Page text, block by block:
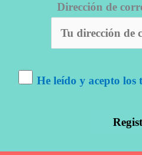
Dirección de
He leído y acepto los